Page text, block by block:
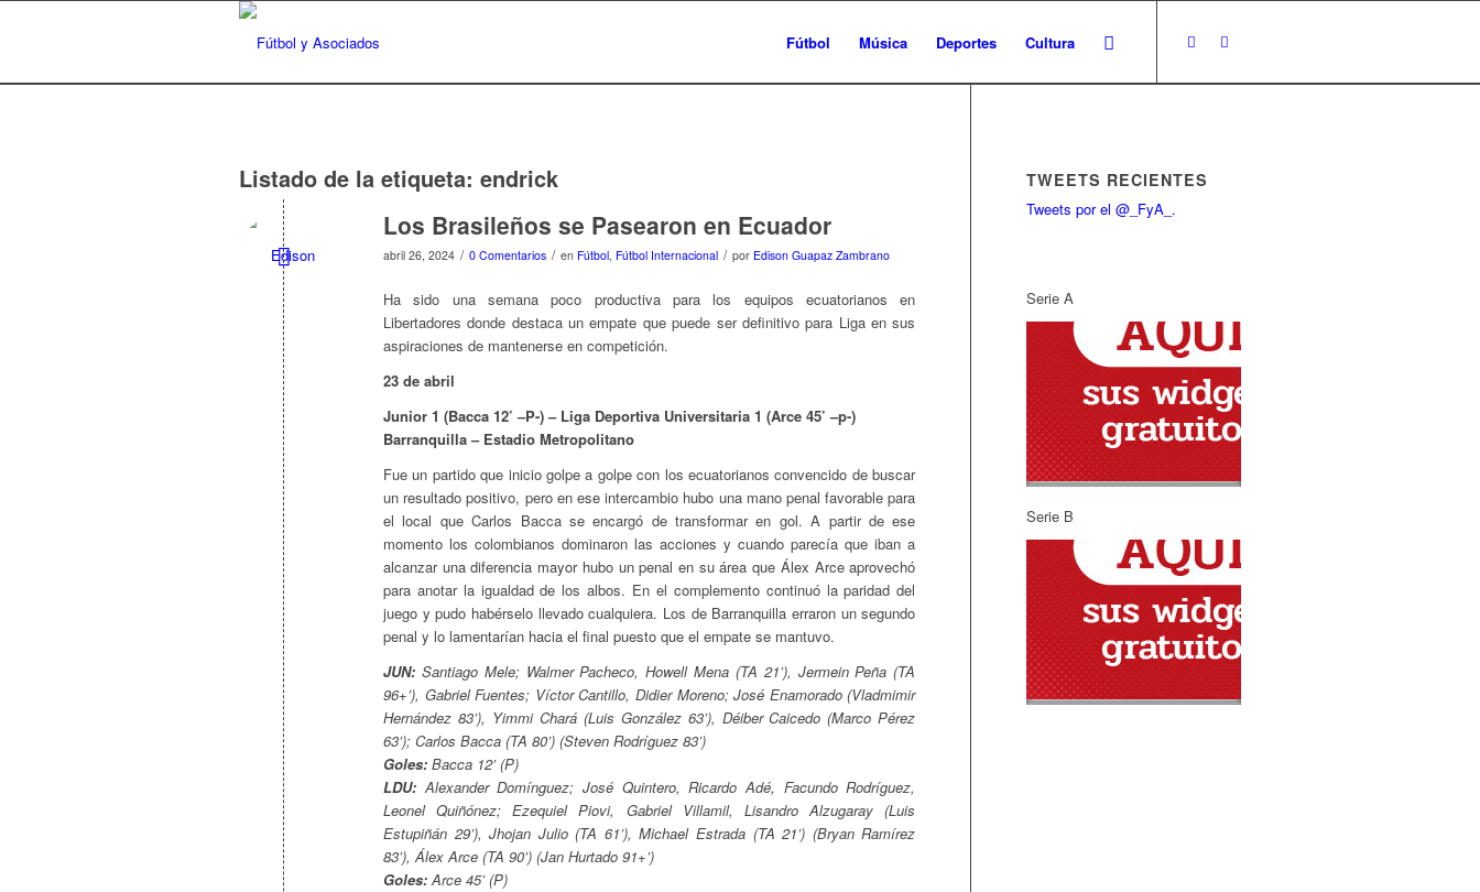
Fútbol Música Deportes Cultura
Listado de la etiqueta: endrick
Los Brasileños se Pasearon en Ecuador
abril 26, 2024 / 0 Comentarios / en Fútbol, Fútbol Internacional / por Edison Guapaz Zambrano
Ha sido una semana poco productiva para los equipos ecuatorianos en
Libertadores donde destaca un empate que puede ser definitivo para Liga en sus
aspiraciones de mantenerse en competición.
23 de abril
Junior 1 (Bacca 12’ –P-) – Liga Deportiva Universitaria 1 (Arce 45’ –p-)
Barranquilla – Estadio Metropolitano
Fue un partido que inicio golpe a golpe con los ecuatorianos convencido de buscar
un resultado positivo, pero en ese intercambio hubo una mano penal favorable para
el local que Carlos Bacca se encargó de transformar en gol. A partir de ese
momento los colombianos dominaron las acciones y cuando parecía que iban a
alcanzar una diferencia mayor hubo un penal en su área que Álex Arce aprovechó
para anotar la igualdad de los albos. En el complemento continuó la paridad del
juego y pudo habérselo llevado cualquiera. Los de Barranquilla erraron un segundo
penal y lo lamentarían hacia el final puesto que el empate se mantuvo.
JUN: Santiago Mele; Walmer Pacheco, Howell Mena (TA 21’), Jermein Peña (TA
96+’), Gabriel Fuentes; Víctor Cantillo, Didier Moreno; José Enamorado (Vladmimir
Hernández 83’), Yimmi Chará (Luis González 63’), Déiber Caicedo (Marco Pérez
63’); Carlos Bacca (TA 80’) (Steven Rodríguez 83’)
Goles: Bacca 12’ (P)
LDU: Alexander Domínguez; José Quintero, Ricardo Adé, Facundo Rodríguez,
Leonel Quiñónez; Ezequiel Piovi, Gabriel Villamil, Lisandro Alzugaray (Luis
Estupiñán 29’), Jhojan Julio (TA 61’), Michael Estrada (TA 21’) (Bryan Ramírez
83’), Álex Arce (TA 90’) (Jan Hurtado 91+’)
Goles:Arce 45’ (P)
TWEETS RECIENTES
Tweets por el @_FyA_.
Serie A
Serie B